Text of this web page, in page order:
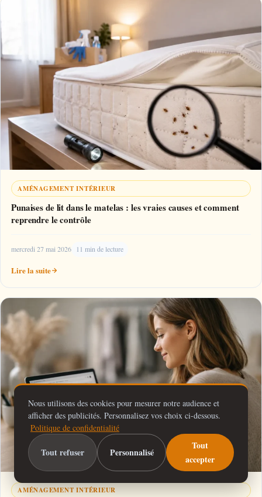
AMÉNAGEMENT INTÉRIEUR
Punaises de lit dans le matelas : les vraies causes et comment
reprendre le contrôle
mercredi 27 mai 2026 11 min de lecture
Lire la suite
AMÉNAGEMENT INTÉRIEUR
Nous utilisons des cookies pour mesurer notre audience et
afficher des publicités. Personnalisez vos choix ci-dessous.
Politique de confidentialité
Tout refuser Personnalisé
Tout
accepter